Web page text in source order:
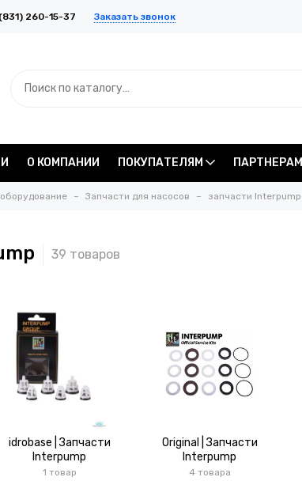
260-15-37 Заказать звонок
О КОМПАНИИ ПОКУПАТЕЛЯМ ПАРТНЕРАМ
Запчасти для насосов запчасти Interpump
idrobase | Запчасти
Interpump
1 товар
Original | Запчасти
Interpump
4 товара